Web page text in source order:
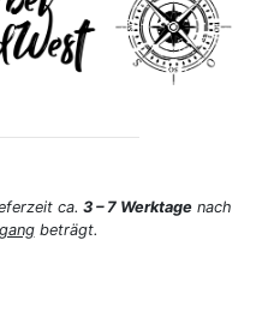
ca. 3 – 7 Werktage nach
beträgt.